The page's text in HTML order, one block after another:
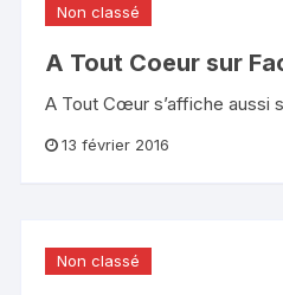
Non classé
A Tout Coeur sur
A Tout Cœur s’affiche aussi
13 février 2016
Non classé